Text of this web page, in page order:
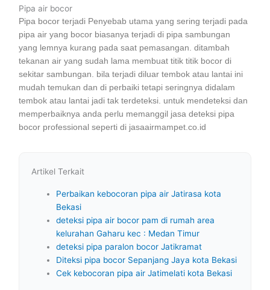
Pipa air bocor
Pipa bocor terjadi Penyebab utama yang sering terjadi pada
pipa air yang bocor biasanya terjadi di pipa sambungan
yang lemnya kurang pada saat pemasangan. ditambah
tekanan air yang sudah lama membuat titik titik bocor di
sekitar sambungan. bila terjadi diluar tembok atau lantai ini
mudah temukan dan di perbaiki tetapi seringnya didalam
tembok atau lantai jadi tak terdeteksi. untuk mendeteksi dan
memperbaiknya anda perlu memanggil jasa deteksi pipa
bocor professional seperti di jasaairmampet.co.id
Artikel Terkait
Perbaikan kebocoran pipa air Jatirasa kota
Bekasi
deteksi pipa air bocor pam di rumah area
kelurahan Gaharu kec : Medan Timur
deteksi pipa paralon bocor Jatikramat
Diteksi pipa bocor Sepanjang Jaya kota Bekasi
Cek kebocoran pipa air Jatimelati kota Bekasi